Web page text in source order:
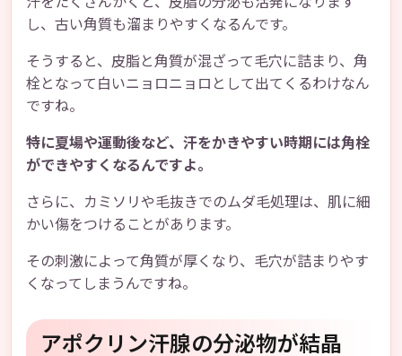
し、古い角質も溜まりやすくなるんです。
そうすると、皮脂と角質が混ざって毛穴に詰まり、角
栓となって白いニョロニョロとして出てくるわけなん
ですね。
特に夏場や運動後など、汗をかきやすい時期には角栓
ができやすくなるんですよ。
さらに、カミソリや毛抜きでのムダ毛処理は、肌に細
かい傷をつけることがあります。
その刺激によって角質が厚くなり、毛穴が詰まりやす
くなってしまうんですね。
アポクリン汗腺の分泌物が結晶